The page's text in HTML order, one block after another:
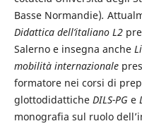
Basse Normandie).
Didattica dell’italiano L2
Salerno e insegna anche
mobilità internazionale
formatore nei corsi di
glottodidattiche DILS-PG e
monografia sul ruolo